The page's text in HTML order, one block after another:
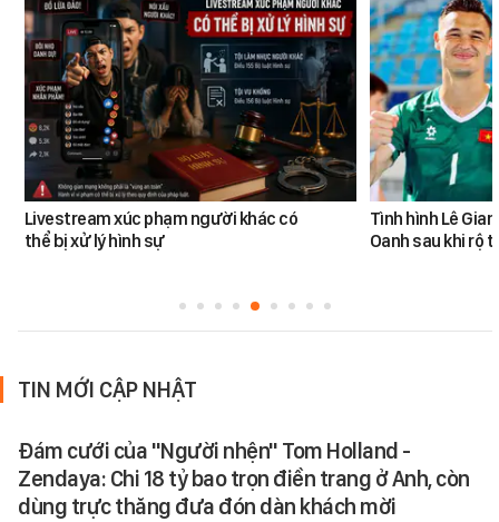
Livestream xúc phạm người khác có
thể bị xử lý hình sự
Tình hình Lê
Oanh sau khi rộ
TIN MỚI CẬP NHẬT
Đám cưới của "Người nhện" Tom Holland -
Zendaya: Chi 18 tỷ bao trọn điền trang ở Anh, còn
dùng trực thăng đưa đón dàn khách mời